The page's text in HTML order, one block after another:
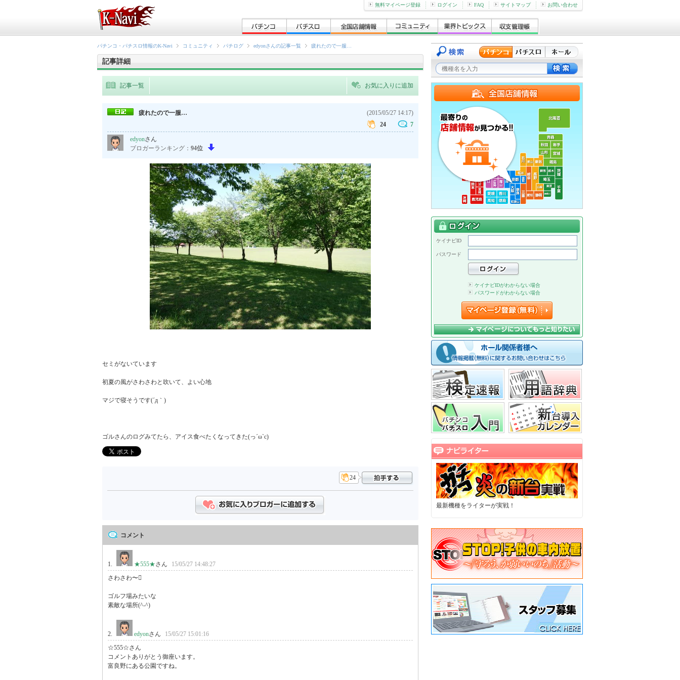
無料マイページ登録 ログイン FAQ サイトマップ お問い合わせ
パチンコ・パチスロ情報のK-Navi コミュニティ パチログ edyonさんの記事一覧 疲れたので一服…
記事詳細
記事一覧 お気に入りに追加
疲れたので一服…
(2015/05/27 14:17)
24
7
edyonさん
ブロガーランキング： 94位
セミがないています
初夏の風がさわさわと吹いて、よい心地
マジで寝そうです(´д｀)
24
コメント
1. ★555★さん
15/05/27 14:48:27
さわさわ〜
ゴルフ場みたいな
2. edyonさん
15/05/27 15:01:16
☆555☆さん
コメントありがとう御座います。
富良野にある公園ですね。
ケイナビID
パスワード
ケイナビIDがわからない場合
パスワードがわからない場合
最新機種をライターが実戦！